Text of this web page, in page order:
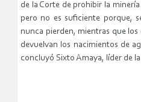
de la Corte de prohibir la
pero no es suficiente porque,
nunca pierden, mientras que los
devuelvan los nacimientos de
concluyó Sixto Amaya, líder de